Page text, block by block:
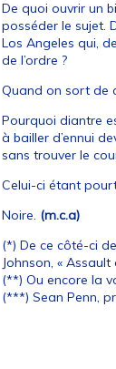
De quoi ouvrir un
posséder le sujet.
Los Angeles qui,
de l’ordre ?
Quand on sort de
Pourquoi diantre
à bailler d’ennui
sans trouver le
Celui-ci étant
Noire. (m.c.a)
(*) De ce côté-ci
Johnson, «
(**) Ou encore la
(***) Sean Penn,